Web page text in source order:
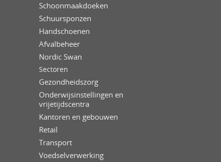
Schoonmaakdoeken
Schuursponzen
Handschoenen
Afvalbeheer
Nordic Swan
Sectoren
Gezondheidszorg
Onderwijsinstellingen en
vrijetijdscentra
Kantoren en gebouwen
Retail
Transport
Voedselverwerking